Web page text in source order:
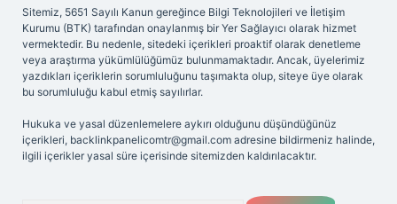
Sitemiz, 5651 Sayılı Kanun gereğince Bilgi Teknolojileri ve İletişim
Kurumu (BTK) tarafından onaylanmış bir Yer Sağlayıcı olarak hizmet
vermektedir. Bu nedenle, sitedeki içerikleri proaktif olarak denetleme
veya araştırma yükümlülüğümüz bulunmamaktadır. Ancak, üyelerimiz
yazdıkları içeriklerin sorumluluğunu taşımakta olup, siteye üye olarak
bu sorumluluğu kabul etmiş sayılırlar.
Hukuka ve yasal düzenlemelere aykırı olduğunu düşündüğünüz
içerikleri, backlinkpanelicomtr@gmail.com adresine bildirmeniz halinde,
ilgili içerikler yasal süre içerisinde sitemizden kaldırılacaktır.